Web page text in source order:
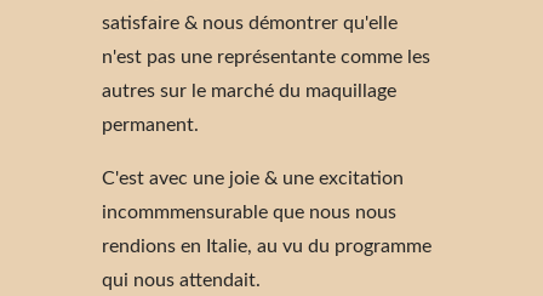
satisfaire & nous démontrer qu'elle
n'est pas une représentante comme les
autres sur le marché du maquillage
permanent.
C'est avec une joie & une excitation
incommmensurable que nous nous
rendions en Italie, au vu du programme
qui nous attendait.